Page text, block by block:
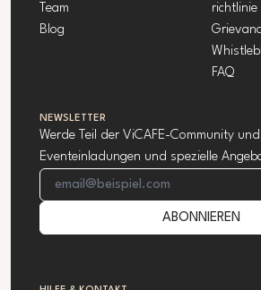
Team
Blog
richtlinie
FAQ
NEWSLETTER
Werde Teil der ViCAFE-Community
Eventeinladungen und spezielle
E-Mail-Addresse
ABONNIEREN